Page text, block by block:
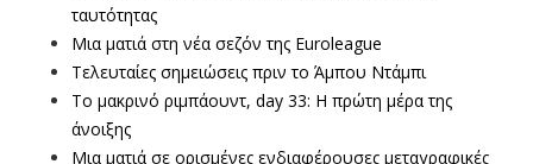
ταυτότητας
Mια ματιά στη νέα σεζόν της Euroleague
Τελευταίες σημειώσεις πριν το Άμπου Ντάμπι
Το μακρινό ριμπάουντ, day 33: Η πρώτη μέρα της
άνοιξης
Mια ματιά σε ορισμένες ενδιαφέρουσες μεταγραφικές